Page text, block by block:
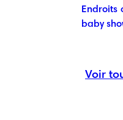
Endroits
baby
Voir